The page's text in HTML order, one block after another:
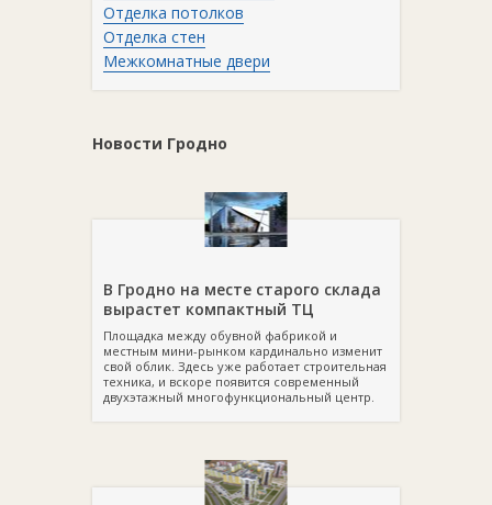
Отделка потолков
Отделка стен
Межкомнатные двери
Новости Гродно
В Гродно на месте старого склада
вырастет компактный ТЦ
Площадка между обувной фабрикой и
местным мини-рынком кардинально изменит
свой облик. Здесь уже работает строительная
техника, и вскоре появится современный
двухэтажный многофункциональный центр.